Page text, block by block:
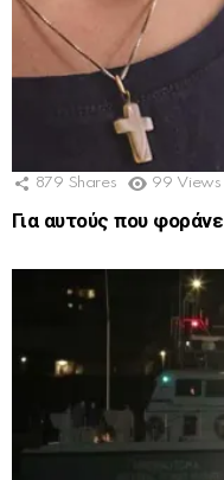
879 Shares 99 Views
Για αυτούς που